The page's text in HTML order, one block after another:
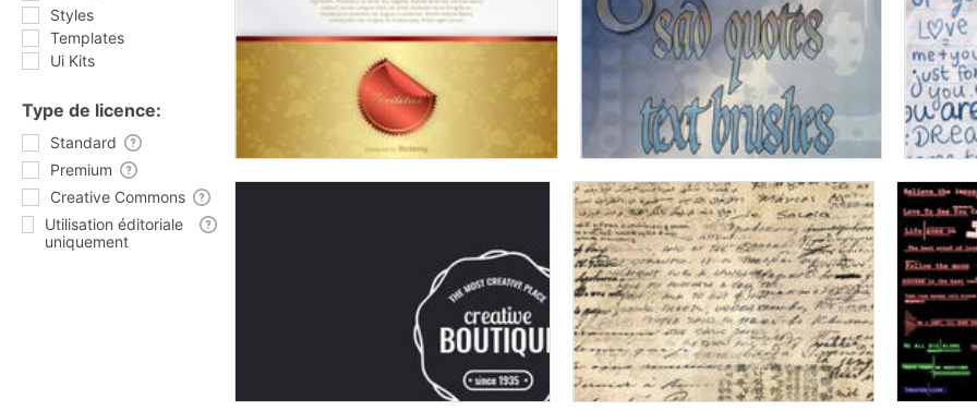
Styles
Templates
Ui Kits
Type de licence:
Standard
Premium
Creative Commons
Utilisation éditoriale
uniquement